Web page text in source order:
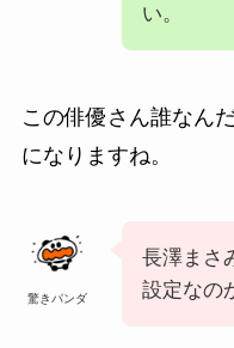
い。
この俳優さん誰なん
になりますね。
驚きパンダ
長澤まさ
設定なの